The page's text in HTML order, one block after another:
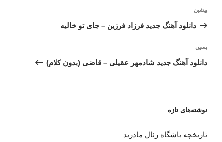
نوشته
قبلی
پیشین
دانلود آهنگ جدید فرزاد فرزین – جای تو خالیه
نوشته‌ٔ
بعدی
پسین
دانلود آهنگ جدید شادمهر عقیلی – قاضی (بدون کلام)
نوشته‌های تازه
تاریخچه باشگاه رئال مادرید